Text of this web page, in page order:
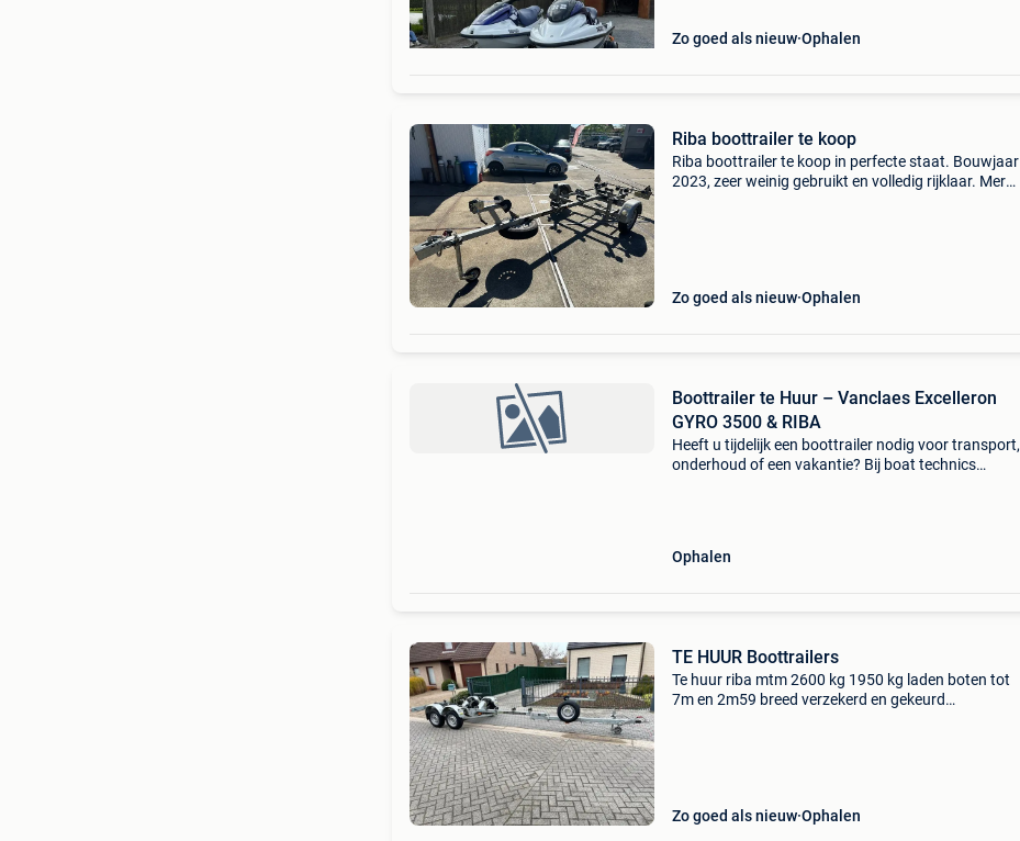
Zo goed als nieuw Ophalen
Riba boottrailer te koop
Riba boottrailer te koop in perfecte staat. Bouwjaar
2023, zeer weinig gebruikt en volledig rijklaar. Merk:
Zo goed als nieuw Ophalen
Boottrailer te Huur – Vanclaes Excelleron
GYRO 3500 & RIBA
Heeft u tijdelijk een boottrailer nodig voor transport,
onderhoud of een vakantie? Bij boat technics
Ophalen
TE HUUR Boottrailers
Te huur riba mtm 2600 kg 1950 kg laden boten tot
7m en 2m59 breed verzekerd en gekeurd
Zo goed als nieuw Ophalen